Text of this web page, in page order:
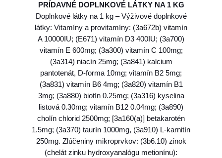
o
g
o
b
e
s
i
t
y
1
2
k
g
PRÍDAVNÉ DOPLNKOVÉ LÁTKY NA 1 KG
Doplnkové látky na 1 kg – Výživové doplnkové
látky: Vitamíny a provitamíny: (3a672b) vitamín
A 10000IU; (E671) vitamín D3 400IU; (3a700)
vitamín E 600mg; (3a300) vitamín C 100mg;
(3a314) niacín 25mg; (3a841) kalcium
pantotenát, D-forma 10mg; vitamín B2 5mg;
(3a831) vitamín B6 4mg; (3a820) vitamín B1
3mg; (3a880) biotín 0.25mg; (3a316) kyselina
listová 0.30mg; vitamín B12 0.04mg; (3a890)
cholín chlorid 2500mg; [3a160(a)] betakarotén
1.5mg; (3a370) taurín 1000mg, (3a910) L-karnitín
250mg. Zlúčeniny mikroprvkov: (3b6.10) zinok
(chelát zinku hydroxyanalógu metionínu):